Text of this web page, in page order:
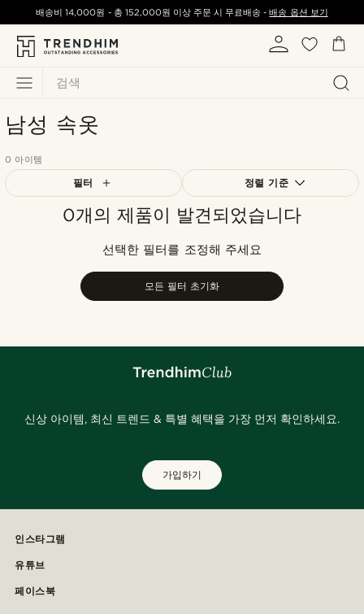
검색
배송비14,000원 - 총 152,000원 이상 주문 시 무료배송 -배송 옵션 보기
남성 속옷
0 아이템
필터 정렬 기준
가장 인기 있는
낮은가격순
높은가격순
0개의 제품이 발견되었습니다
선택한 필터를 조정해 주세요
모든 필터 초기화
신상 아이템, 최신 트렌드 & 특별 혜택을 가장 먼저 확인하세요.
가입하기
인스타그램
유튜브
페이스북